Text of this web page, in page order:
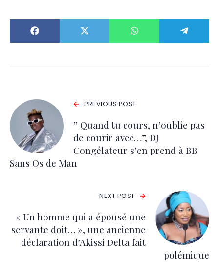
PREVIOUS POST
” Quand tu cours, n’oublie pas
de courir avec…”, DJ
Congélateur s’en prend à BB
Sans Os de Man
NEXT POST
« Un homme qui a épousé une
servante doit… », une ancienne
déclaration d’Akissi Delta fait
polémique